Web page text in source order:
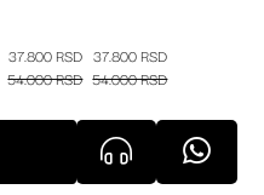
37.800 RSD
54.000 RSD
37.800 RSD
54.000 RSD